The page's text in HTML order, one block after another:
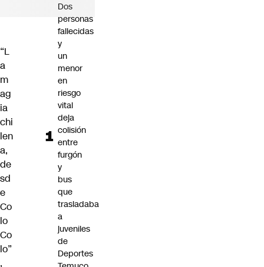
“L
a
m
ag
ia
chi
len
a,
de
sd
e
Co
lo
Co
lo”
,
Dos
personas
fallecidas
y
un
menor
en
riesgo
vital
deja
colisión
entre
furgón
y
bus
que
trasladaba
a
juveniles
de
Deportes